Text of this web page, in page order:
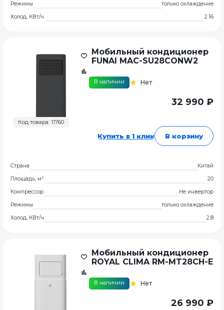
Режимы
только охлаждение
Холод, КВт/ч
2.16
Код товара: 11760
Мобильный кондиционер
FUNAI MAC-SU28CONW2
В наличии Нет
32 990 ₽
Купить в 1 клик В корзину
Страна
Китай
Площадь, м²
20
Компрессор
Не инвертор
Режимы
только охлаждение
Холод, КВт/ч
2.8
Мобильный кондиционер
ROYAL CLIMA RM-MT28CH-E
В наличии Нет
26 990 ₽